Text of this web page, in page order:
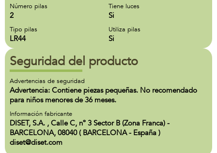
Número pilas
2
Tiene luces
Si
Tipo pilas
LR44
Utiliza pilas
Si
Seguridad del producto
Advertencias de seguridad
Advertencia: Contiene piezas pequeñas. No recomendado
para niños menores de 36 meses.
Información fabricante
DISET, S.A. , Calle C, nº 3 Sector B (Zona Franca) -
BARCELONA, 08040 ( BARCELONA - España )
diset@diset.com